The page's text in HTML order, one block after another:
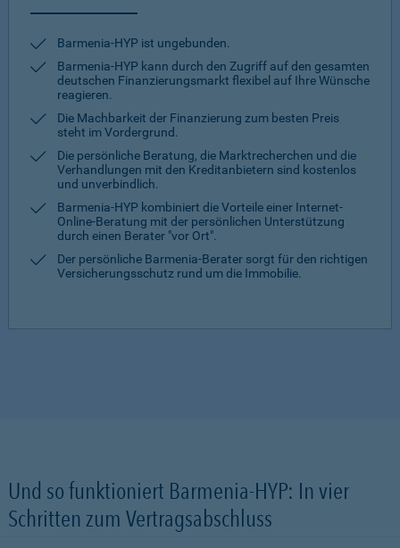
Barmenia-HYP ist ungebunden.
Barmenia-HYP kann durch den Zugriff auf den gesamten
deutschen Finanzierungsmarkt flexibel auf Ihre Wünsche
reagieren.
Die Machbarkeit der Finanzierung zum besten Preis
steht im Vordergrund.
Die persönliche Beratung, die Marktrecherchen und die
Verhandlungen mit den Kreditanbietern sind kostenlos
und unverbindlich.
Barmenia-HYP kombiniert die Vorteile einer Internet-
Online-Beratung mit der persönlichen Unterstützung
durch einen Berater "vor Ort".
Der persönliche Barmenia-Berater sorgt für den richtigen
Versicherungsschutz rund um die Immobilie.
Und so funktioniert Barmenia-HYP: In vier
Schritten zum Vertragsabschluss